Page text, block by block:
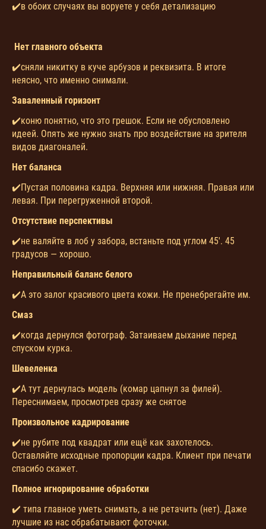
✔️в обоих случаях вы воруете у себя детализацию
Нет главного объекта
✔️сняли никитку в куче арбузов и реквизита. В итоге
неясно, что именно снимали.
Заваленный горизонт
✔️коню понятно, что это грешок. Если не обусловлено
идеей. Опять же нужно знать про воздействие на зрителя
видов диагоналей.
Нет баланса
✔️Пустая половина кадра. Верхняя или нижняя. Правая или
левая. При перегруженной второй.
Отсутствие перспективы
✔️не валяйте в лоб у забора, встаньте под углом 45'. 45
градусов — хорошо.
Неправильный баланс белого
✔️А это залог красивого цвета кожи. Не пренебрегайте им.
Смаз
✔️когда дернулся фотограф. Затаиваем дыхание перед
спуском курка.
Шевеленка
✔️А тут дернулась модель (комар цапнул за филей).
Переснимаем, просмотрев сразу же снятое
Произвольное кадрирование
✔️не рубите под квадрат или ещё как захотелось.
Оставляйте исходные пропорции кадра. Клиент при печати
спасибо скажет.
Полное игнорирование обработки
✔️ типа главное уметь снимать, а не ретачить (нет). Даже
лучшие из нас обрабатывают фоточки.